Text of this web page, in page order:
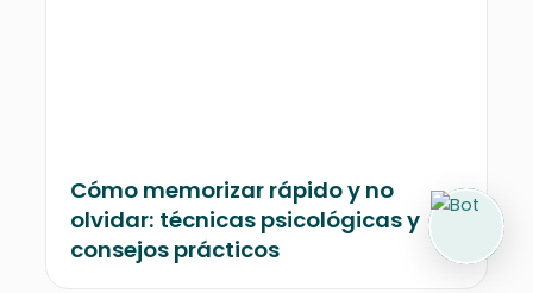
Cómo memorizar rápido y no
olvidar: técnicas psicológicas y
consejos prácticos